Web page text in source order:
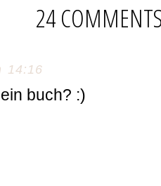
24
14:16
buch? :)